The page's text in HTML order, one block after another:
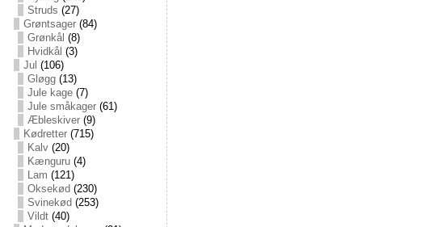
Struds (27)
Grøntsager(84)
Grønkål (8)
Hvidkål (3)
Jul (106)
Gløgg(13)
Jule kage(7)
Jule småkager(61)
Æbleskiver(9)
Kødretter(715)
Kalv(20)
Kænguru(4)
Lam (121)
Oksekød (230)
Svinekød (253)
Vildt(40)